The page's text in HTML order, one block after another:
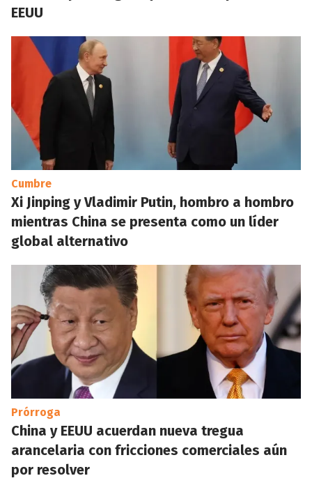
EEUU
Cumbre
Xi Jinping y Vladimir Putin, hombro a hombro
mientras China se presenta como un líder
global alternativo
Prórroga
China y EEUU acuerdan nueva tregua
arancelaria con fricciones comerciales aún
por resolver